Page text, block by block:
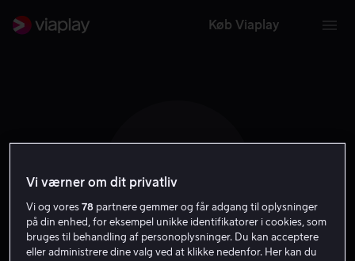
Køb Viaplay
P P
Vi værner om dit privatliv
Vi og vores78 partnere gemmer og får adgang til oplysninger
på din enhed, for eksempel unikke identifikatorer i cookies, som
bruges til behandling af personoplysninger. Du kan acceptere
eller administrere dine valg ved at klikke nedenfor. Her kan du